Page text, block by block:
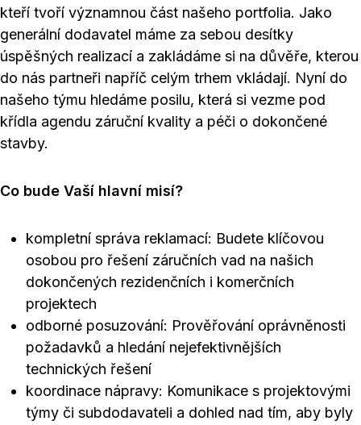
kteří tvoří významnou část našeho portfolia. Jako
generální dodavatel máme za sebou desítky
úspěšných realizací a zakládáme si na důvěře, kterou
do nás partneři napříč celým trhem vkládají. Nyní do
našeho týmu hledáme posilu, která si vezme pod
křídla agendu záruční kvality a péči o dokončené
stavby.
Co bude Vaší hlavní misí?
kompletní správa reklamací: Budete klíčovou
osobou pro řešení záručních vad na našich
dokončených rezidenčních i komerčních
projektech
odborné posuzování: Prověřování oprávněnosti
požadavků a hledání nejefektivnějších
technických řešení
koordinace nápravy: Komunikace s projektovými
týmy či subdodavateli a dohled nad tím, aby byly